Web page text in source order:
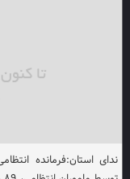
ندای استان:فرمانده